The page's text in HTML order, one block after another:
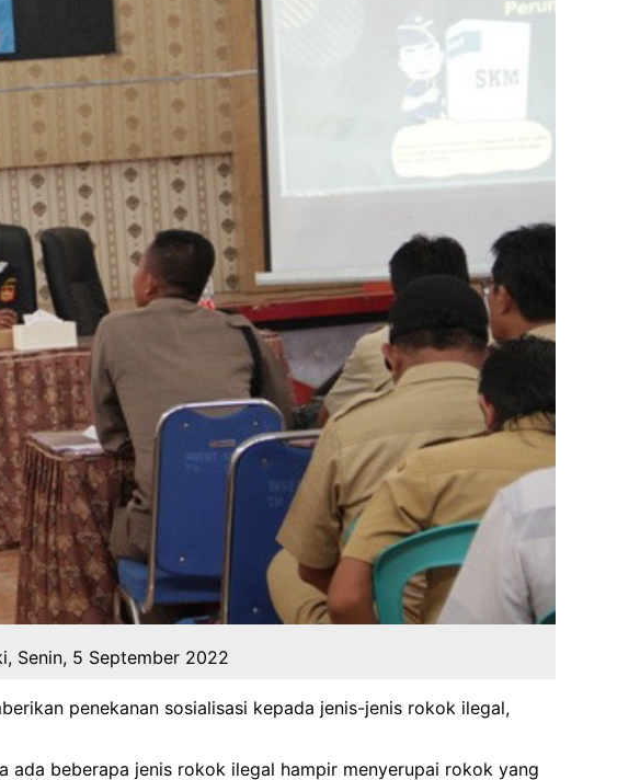
Senin, 5 September 2022
penekanan sosialisasi kepada jenis-jenis rokok ilegal,
ada beberapa jenis rokok ilegal hampir menyerupai rokok yang